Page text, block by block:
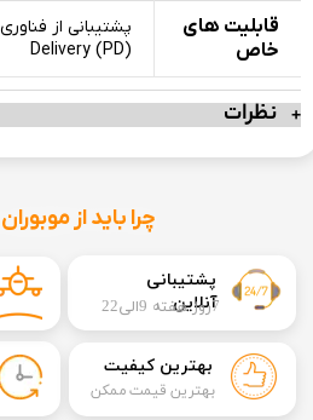
قابلیت های
خاص
Delivery (PD)
نظرات
​​پشتیبانی
آنلاین7روز هفته 9الی22
چرا باید از
بهترین کیفیت
بهترین قیمت ممکن